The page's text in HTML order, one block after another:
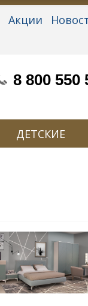
Акции
8 800 550
ДЕТСКИЕ